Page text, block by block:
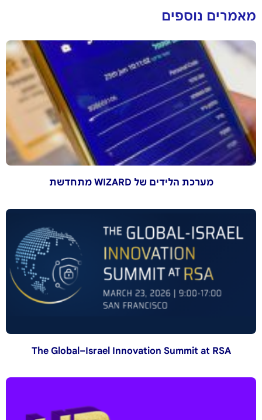
מאמרים נוספים
מערכת הלידים של WIZARD מתחדשת
The Global–Israel Innovation Summit at RSA